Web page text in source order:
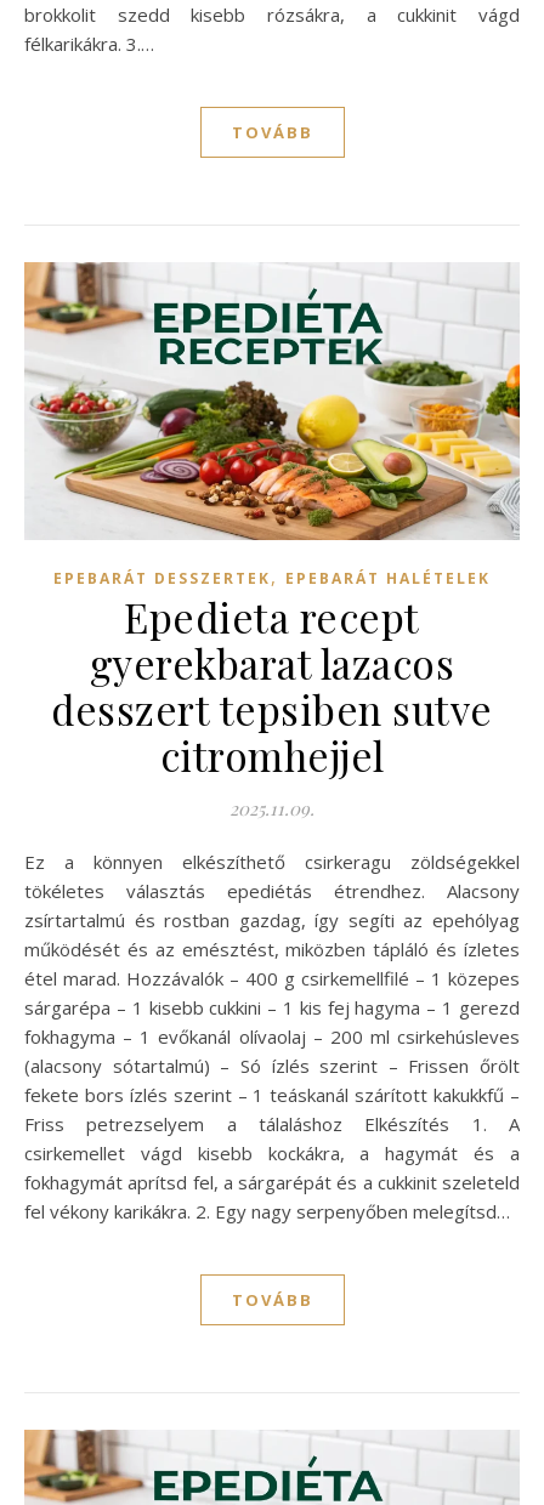
brokkolit szedd kisebb rózsákra, a cukkinit vágd
félkarikákra. 3.…
TOVÁBB
EPEBARÁT DESSZERTEK, EPEBARÁT HALÉTELEK
Epedieta recept
gyerekbarat lazacos
desszert tepsiben sutve
citromhejjel
2025.11.09.
Ez a könnyen elkészíthető csirkeragu zöldségekkel
tökéletes választás epediétás étrendhez. Alacsony
zsírtartalmú és rostban gazdag, így segíti az epehólyag
működését és az emésztést, miközben tápláló és ízletes
étel marad. Hozzávalók – 400 g csirkemellfilé – 1 közepes
sárgarépa – 1 kisebb cukkini – 1 kis fej hagyma – 1 gerezd
fokhagyma – 1 evőkanál olívaolaj – 200 ml csirkehúsleves
(alacsony sótartalmú) – Só ízlés szerint – Frissen őrölt
fekete bors ízlés szerint – 1 teáskanál szárított kakukkfű –
Friss petrezselyem a tálaláshoz Elkészítés 1. A
csirkemellet vágd kisebb kockákra, a hagymát és a
fokhagymát aprítsd fel, a sárgarépát és a cukkinit szeleteld
fel vékony karikákra. 2. Egy nagy serpenyőben melegítsd…
TOVÁBB